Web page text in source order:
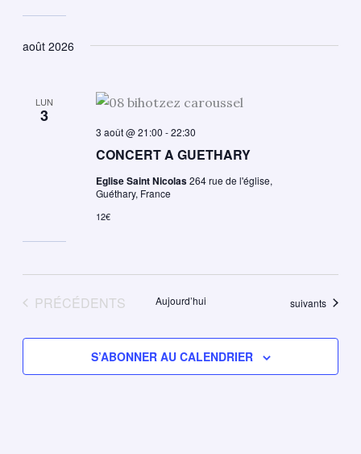
août 2026
LUN
3
CONCERT A GUETHARY
3 août @ 21:00 -22:30
Eglise Saint Nicolas264 rue de l'église,
Guéthary, France
12€
ÉVÈNEMENTS
PRÉCÉDENTS Aujourd’hui Évènements
suivants
S’ABONNER AU CALENDRIER